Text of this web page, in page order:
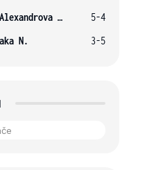
Alexandrova E.
5-4
N. 3-5